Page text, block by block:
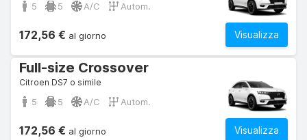
5 5 A/C Autom.
Visualizza
172,56 € al giorno
Full-size Crossover
Citroen DS7 o simile
5 5 A/C Autom.
Visualizza
172,56 € al giorno